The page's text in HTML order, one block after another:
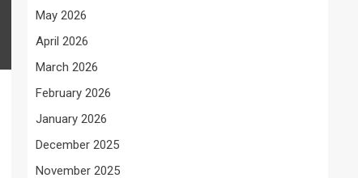
May 2026
April 2026
March 2026
February 2026
January 2026
December 2025
November 2025